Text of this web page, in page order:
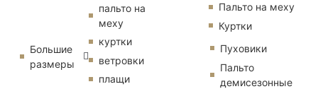
Большие
размеры
пальто на
меху
куртки
ветровки
плащи
Пальто на меху
Куртки
Пуховики
Пальто
демисезонные